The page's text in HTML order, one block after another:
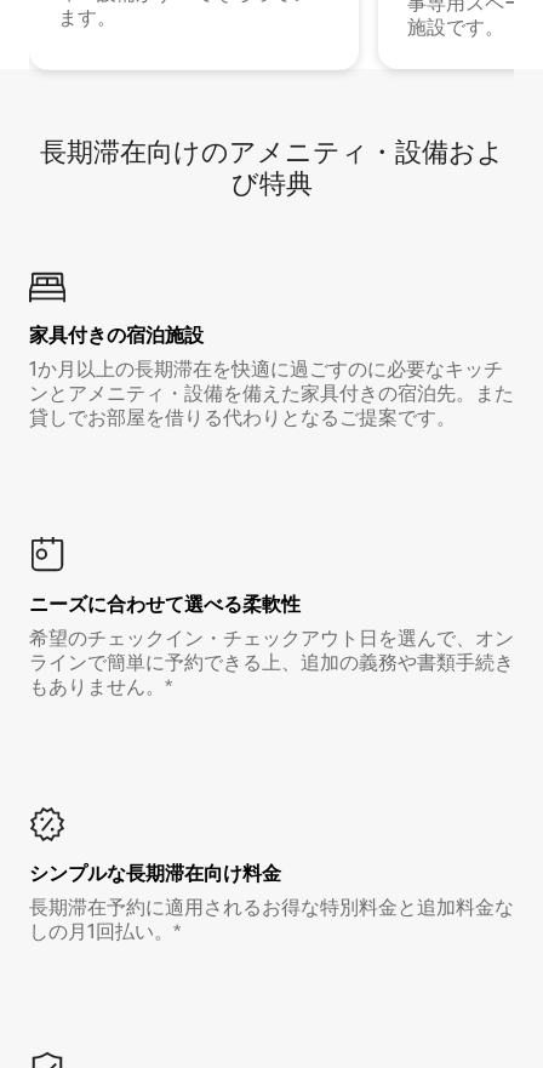
ます。
施設です。
長期滞在向け⁠のア⁠メ⁠ニ⁠テ⁠ィ⁠・設⁠備⁠およ
び特⁠典
家具付き⁠の宿⁠泊⁠施⁠設
1か月以上の長期滞在を快適に過ごすのに必要なキッチ
ンとアメニティ・設備を備えた家具付きの宿泊先。また
貸しでお部屋を借りる代わりとなるご提案です。
ニーズに合わせて選べる柔軟性
希望のチェックイン・チェックアウト日を選んで、オン
ラインで簡単に予約できる上、追加の義務や書類手続き
もありません。*
シンプルな長期滞在向け料金
長期滞在予約に適用されるお得な特別料金と追加料金な
しの月1回払い。*